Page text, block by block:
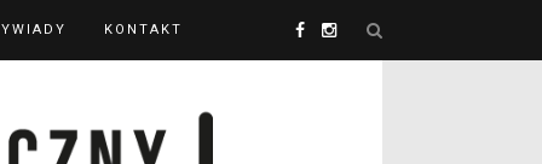
KONTAKT